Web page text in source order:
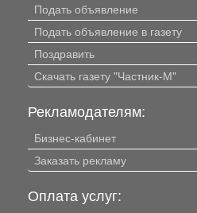
Подать объявление
Подать объявление в газету
Поздравить
Скачать газету "Частник-М"
Рекламодателям:
Бизнес-кабинет
Заказать рекламу
Оплата услуг: